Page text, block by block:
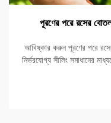
পূরণের পরে রসের
আবিষ্কার করুন পূরণের পরে
নির্ভরযোগ্য সীলিং সমাধানের